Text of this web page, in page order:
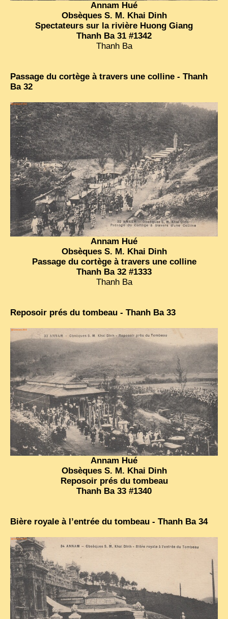
Annam Hué
Obsèques S. M. Khai Dinh
Spectateurs sur la rivière Huong Giang
Thanh Ba 31 #1342
Thanh Ba
Passage du cortège à travers une colline - Thanh
Ba 32
Annam Hué
Obsèques S. M. Khai Dinh
Passage du cortège à travers une colline
Thanh Ba 32 #1333
Thanh Ba
Reposoir prés du tombeau - Thanh Ba 33
Annam Hué
Obsèques S. M. Khai Dinh
Reposoir prés du tombeau
Thanh Ba 33 #1340
Bière royale à l’entrée du tombeau - Thanh Ba 34